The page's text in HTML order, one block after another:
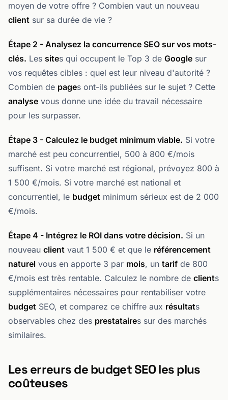
moyen de votre offre ? Combien vaut un nouveau
client sur sa durée de vie ?
Étape 2 - Analysez la concurrence SEO sur vos mots-
clés. Les sites qui occupent le Top 3 de Google sur
vos requêtes cibles : quel est leur niveau d'autorité ?
Combien de pages ont-ils publiées sur le sujet ? Cette
analyse vous donne une idée du travail nécessaire
pour les surpasser.
Étape 3 - Calculez le budget minimum viable. Si votre
marché est peu concurrentiel, 500 à 800 €/mois
suffisent. Si votre marché est régional, prévoyez 800 à
1 500 €/mois. Si votre marché est national et
concurrentiel, le budget minimum sérieux est de 2 000
€/mois.
Étape 4 - Intégrez le ROI dans votre décision. Si un
nouveau client vaut 1 500 € et que le référencement
naturel vous en apporte 3 par mois, un tarif de 800
€/mois est très rentable. Calculez le nombre de clients
supplémentaires nécessaires pour rentabiliser votre
budget SEO, et comparez ce chiffre aux résultats
observables chez des prestataires sur des marchés
similaires.
Les erreurs de budget SEO les plus
coûteuses